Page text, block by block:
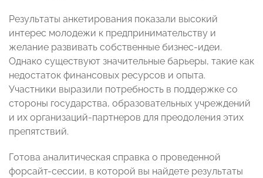
Результаты анкетирования показали высокий
интерес молодежи к предпринимательству и
желание развивать собственные бизнес-идеи.
Однако существуют значительные барьеры, такие как
недостаток финансовых ресурсов и опыта.
Участники выразили потребность в поддержке со
стороны государства, образовательных учреждений
и их организаций-партнеров для преодоления этих
препятствий.
Готова аналитическая справка о проведенной
форсайт-сессии, в которой вы найдете результаты